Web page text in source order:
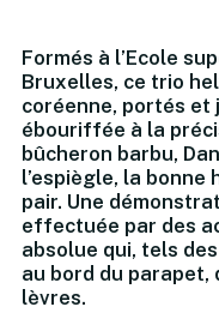
Formés à l’Ecole
Bruxelles, ce trio
coréenne, portés et
ébouriffée à la
bûcheron barbu,
l’espiègle, la bonne
pair. Une
effectuée par des
absolue qui, tels
au bord du
lèvres.